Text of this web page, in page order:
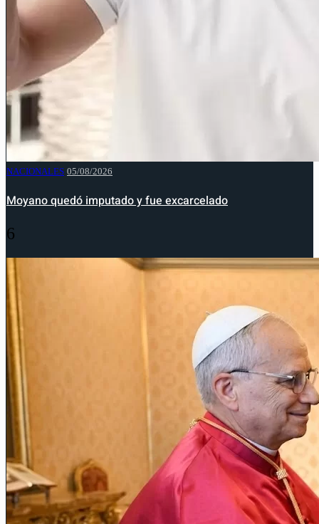
NACIONALES 05/08/2026
Moyano quedó imputado y fue excarcelado
6